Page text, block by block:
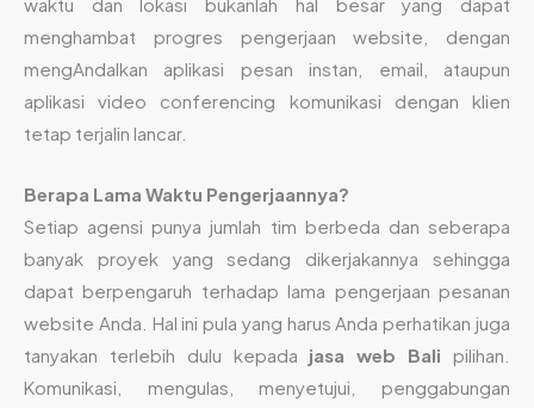
menghambat progres pengerjaan website, dengan
mengAndalkan aplikasi pesan instan, email, ataupun
aplikasi video conferencing komunikasi dengan klien
tetap terjalin lancar.
Berapa Lama Waktu Pengerjaannya?
Setiap agensi punya jumlah tim berbeda dan seberapa
banyak proyek yang sedang dikerjakannya sehingga
dapat berpengaruh terhadap lama pengerjaan pesanan
website Anda. Hal ini pula yang harus Anda perhatikan juga
tanyakan terlebih dulu kepada jasa web Bali pilihan.
Komunikasi, mengulas, menyetujui, penggabungan